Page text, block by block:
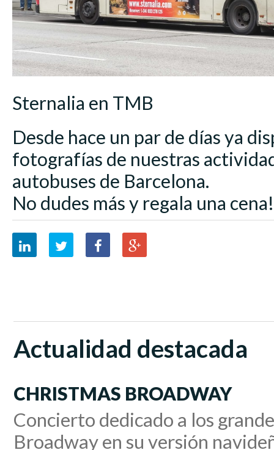
Sternalia en TMB
Desde hace un par de días ya
fotografías de nuestras
autobuses de Barcelona.
No dudes más y regala una cena!
Actualidad destacada
CHRISTMAS BROADWAY
Concierto dedicado a los
Broadway en su versión